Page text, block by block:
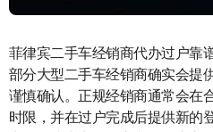
菲律宾二手车经销商代办过户靠
部分大型二手车经销商确实会提
谨慎确认。正规经销商通常会在
时限，并在过户完成后提供新的